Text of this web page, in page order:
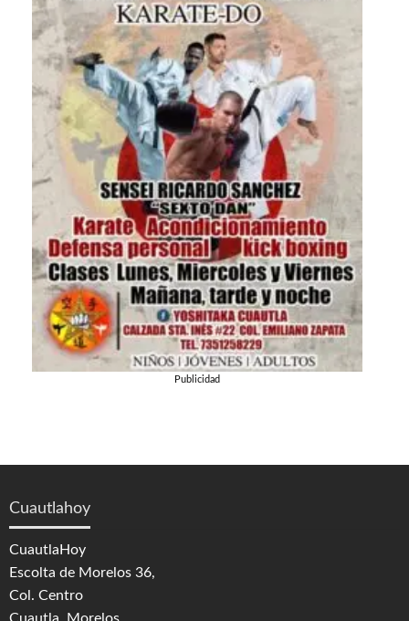
Publicidad
Cuautlahoy
CuautlaHoy
Escolta de Morelos 36,
Col. Centro